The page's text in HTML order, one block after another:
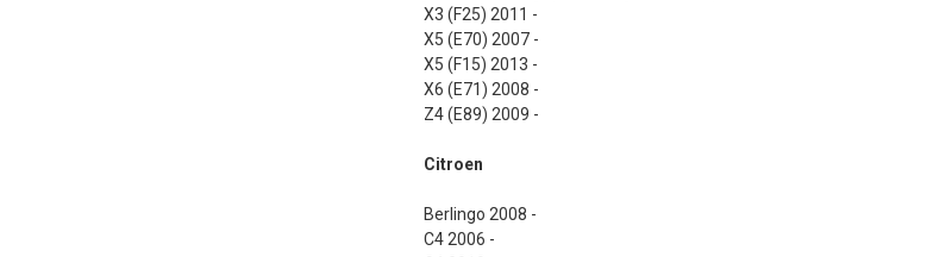
X3 (F25) 2011 -
X5 (E70) 2007 -
X5 (F15) 2013 -
X6 (E71) 2008 -
Z4 (E89) 2009 -
Citroen
Berlingo 2008 -
C4 2006 -